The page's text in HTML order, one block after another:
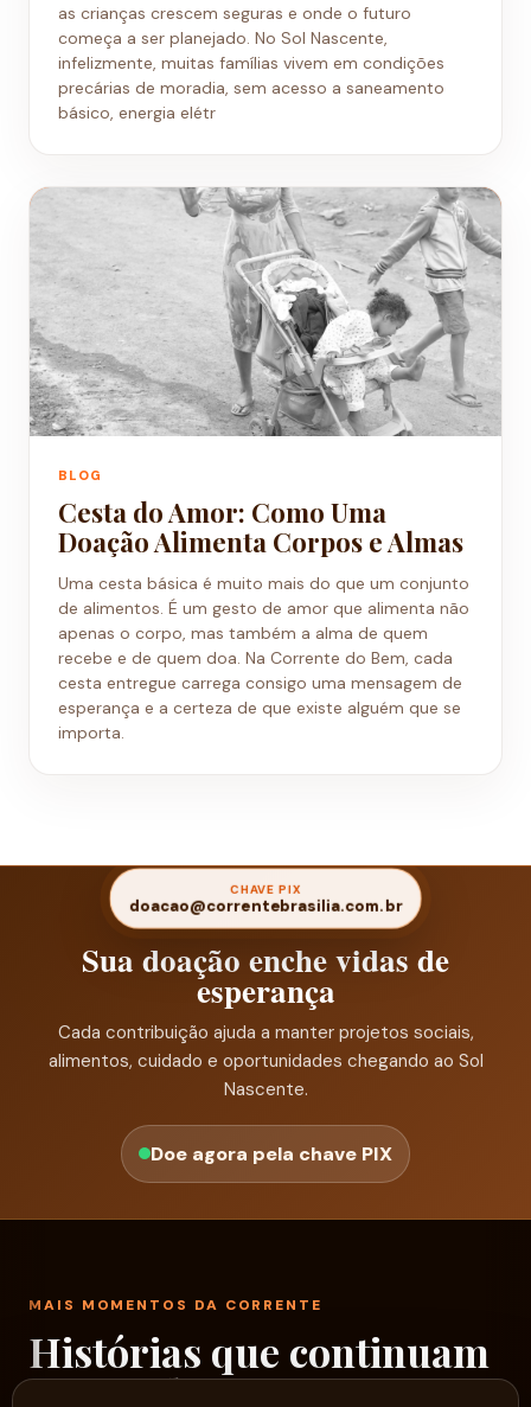
as crianças crescem seguras e onde o futuro
começa a ser planejado. No Sol Nascente,
infelizmente, muitas famílias vivem em condições
precárias de moradia, sem acesso a saneamento
básico, energia elétr
BLOG
Cesta do Amor: Como Uma
Doação Alimenta Corpos e Almas
Uma cesta básica é muito mais do que um conjunto
de alimentos. É um gesto de amor que alimenta não
apenas o corpo, mas também a alma de quem
recebe e de quem doa. Na Corrente do Bem, cada
cesta entregue carrega consigo uma mensagem de
esperança e a certeza de que existe alguém que se
importa.
CHAVE PIX
doacao@correntebrasilia.com.br
Sua doação enche vidas de
esperança
Cada contribuição ajuda a manter projetos sociais,
alimentos, cuidado e oportunidades chegando ao Sol
Nascente.
Doe agora pela chave PIX
MAIS MOMENTOS DA CORRENTE
Histórias que continuam
passando por aqui